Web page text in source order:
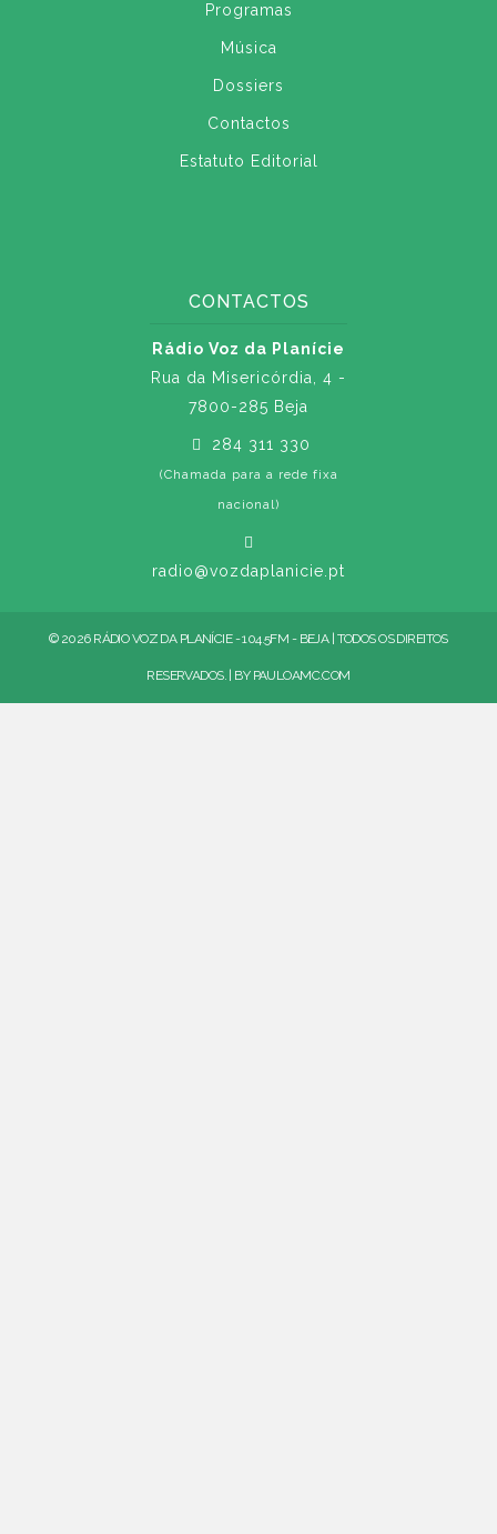
Programas
Música
Dossiers
Contactos
Estatuto Editorial
CONTACTOS
Rádio Voz da Planície
Rua da Misericórdia, 4 -
7800-285 Beja
284 311 330
(Chamada para a rede fixa
nacional)
radio@vozdaplanicie.pt
© 2026 RÁDIO VOZ DA PLANÍCIE - 104.5FM - BEJA | TODOS OS DIREITOS
RESERVADOS. | BY PAULOAMC.COM